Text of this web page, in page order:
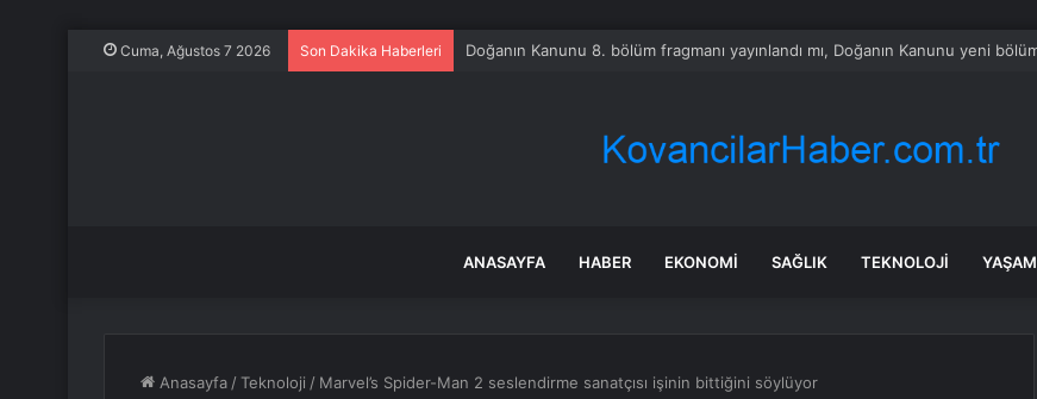
Cuma, Ağustos 7 2026 Son Dakika Haberleri Turgutlu’da Traktör-Motosiklet Kazası
ANASAYFA HABER EKONOMI SAĞLIK TEKNOLOJI YAŞAM
Anasayfa /Teknoloji / Marvel’s Spider-Man 2 seslendirme sanatçısı işinin bittiğini söylüyor